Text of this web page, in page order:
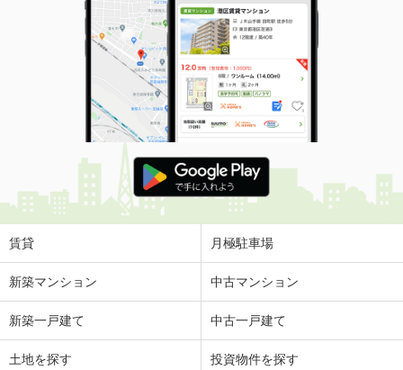
賃貸 月極駐車場
新築マンション 中古マンション
新築一戸建て 中古一戸建て
土地を探す 投資物件を探す